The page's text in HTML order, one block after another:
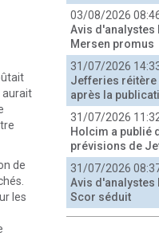
aurait
de
les
03/08/2026
Avis d'analystes
Mersen promus
31/07/2026
Jefferies réitère
après la
31/07/2026
Holcim a publié
prévisions de
31/07/2026
Avis d'analystes
Scor séduit